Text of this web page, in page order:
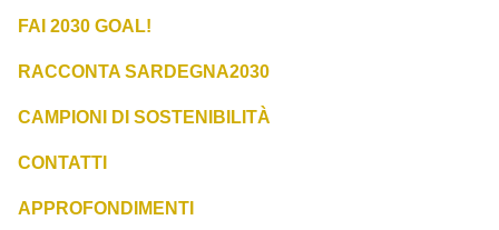
FAI 2030 GOAL!
RACCONTA SARDEGNA2030
CAMPIONI DI SOSTENIBILITÀ
CONTATTI
APPROFONDIMENTI